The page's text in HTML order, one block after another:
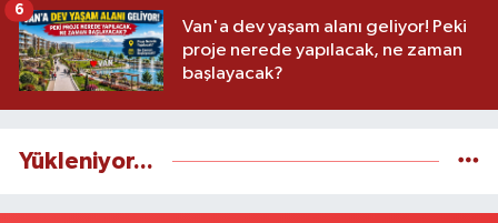
Van'a dev yaşam alanı geliyor! Peki
proje nerede yapılacak, ne zaman
başlayacak?
6
Yükleniyor...